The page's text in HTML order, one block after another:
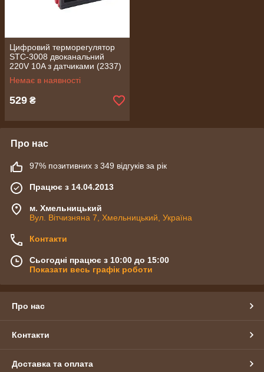
Цифровий терморегулятор
STC-3008 двоканальний
220V 10A з датчиками (2337)
Немає в наявності
529 ₴
Про нас
97% позитивних з 349 відгуків за рік
Працює з 14.04.2013
м. Хмельницький
Вул. Вітчизняна 7, Хмельницький, Україна
Контакти
Сьогодні працює з 10:00 до 15:00
Показати весь графік роботи
Про нас
Контакти
Доставка та оплата